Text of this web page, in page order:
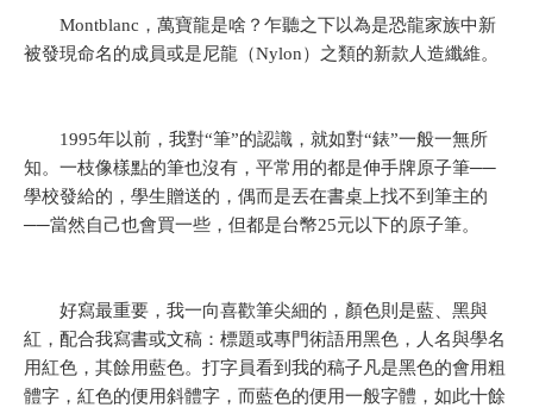
Montblanc，萬寶龍是啥？乍聽之下以為是恐龍家族中新
被發現命名的成員或是尼龍（Nylon）之類的新款人造纖維。
1995年以前，我對“筆”的認識，就如對“錶”一般一無所
知。一枝像樣點的筆也沒有，平常用的都是伸手牌原子筆──
學校發給的，學生贈送的，偶而是丟在書桌上找不到筆主的
──當然自己也會買一些，但都是台幣25元以下的原子筆。
好寫最重要，我一向喜歡筆尖細的，顏色則是藍、黑與
紅，配合我寫書或文稿：標題或專門術語用黑色，人名與學名
用紅色，其餘用藍色。打字員看到我的稿子凡是黑色的會用粗
體字，紅色的便用斜體字，而藍色的便用一般字體，如此十餘